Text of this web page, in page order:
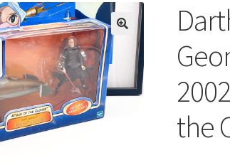
the